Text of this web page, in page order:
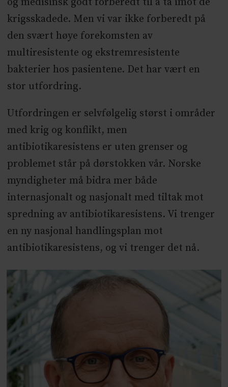
krigsskadede. Men vi var ikke forberedt på
den svært høye forekomsten av
multiresistente og ekstremresistente
bakterier hos pasientene. Det har vært en
stor utfordring.
Utfordringen er selvfølgelig størst i områder
med krig og konflikt, men
antibiotikaresistens er uten grenser og
problemet står på dørstokken vår. Norske
myndigheter må bidra mer både
internasjonalt og nasjonalt med tiltak mot
spredning av antibiotikaresistens. Vi trenger
en ny nasjonal handlingsplan mot
antibiotikaresistens, og vi trenger det nå.